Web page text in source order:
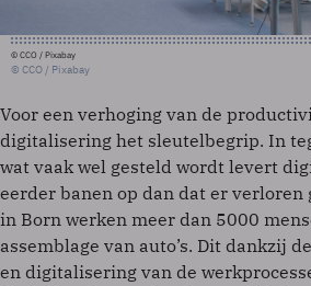
© CCO / Pixabay
© CCO / Pixabay
Voor een verhoging van de
digitalisering het sleutelbegrip. In
wat vaak wel gesteld wordt levert
eerder banen op dan dat er verloren
in Born werken meer dan 5000
assemblage van auto’s. Dit dankzij
en digitalisering van de